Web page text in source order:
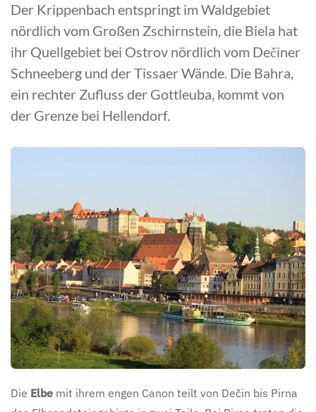
Der Krippenbach entspringt im Waldgebiet
nördlich vom Großen Zschirnstein, die Biela hat
ihr Quellgebiet bei Ostrov nördlich vom Dečiner
Schneeberg und der Tissaer Wände. Die Bahra,
ein rechter Zufluss der Gottleuba, kommt von
der Grenze bei Hellendorf.
Die Elbe mit ihrem engen Canon teilt von Dečin bis Pirna